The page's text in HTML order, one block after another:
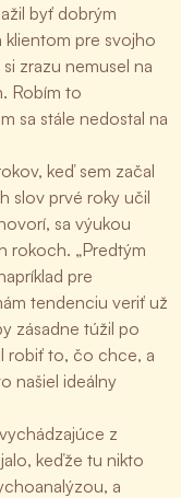
byť dobrým
pre svojho
zrazu nemusel na
Robím to
sa stále nedostal na
keď sem začal
slov prvé roky učil
sa výukou
rokoch. „Predtým
pre
tendenciu veriť už
zásadne túžil po
robiť to, čo chce, a
našiel ideálny
z
keďže tu nikto
a